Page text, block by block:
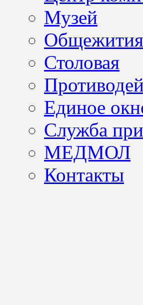
Музей
Общежития
Столовая
Единое
Служба
МЕДМОЛ
Контакты